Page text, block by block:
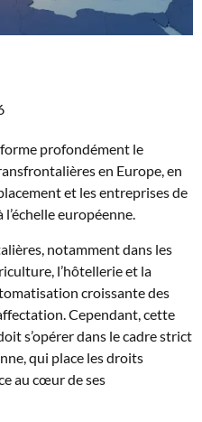
profondément le
en Europe, en
et les entreprises de
européenne.
notamment dans les
l’hôtellerie et la
croissante des
Cependant, cette
s’opérer dans le cadre strict
qui place les droits
au cœur de ses